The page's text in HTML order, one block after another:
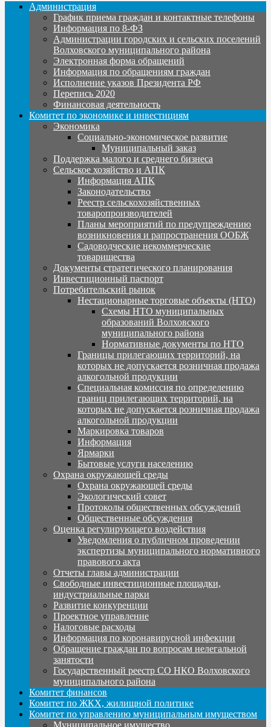
Администрация
График приема граждан и контактные телефоны
Информация по 8-ФЗ
Администрации городских и сельских поселений
Волховского муниципального района
Электронная форма обращений
Информация по обращениям граждан
Исполнение указов Президента РФ
Перепись 2020
Финансовая деятельность
Комитет по экономике и инвестициям
Экономика
Социально-экономическое развитие
Муниципальный заказ
Поддержка малого и среднего бизнеса
Сельское хозяйство и АПК
Информация АПК
Законодательство
Реестр сельскохозяйственных
товаропроизводителей
Планы мероприятий по предупреждению
возникновения и рапространения ООБЖ
Садоводческие некоммерческие
товарищества
Документы стратегического планирования
Инвестиционный паспорт
Потребительский рынок
Нестационарные торговые объекты (НТО)
Схемы НТО муниципальных
образований Волховского
муниципального района
Нормативные документы по НТО
Границы прилегающих территорий, на
которых не допускается розничная продажа
алкогольной продукции
Специальная комиссия по определению
границ прилегающих территорий, на
которых не допускается розничная продажа
алкогольной продукции
Маркировка товаров
Информация
Ярмарки
Бытовые услуги населению
Охрана окружающей среды
Охрана окружающей среды
Экологический совет
Протоколы общественных обсуждений
Общественные обсуждения
Оценка регулирующего воздействия
Уведомления о публичном проведении
экспертизы муниципального нормативного
правового акта
Отчеты главы администрации
Свободные инвестиционные площадки,
индустриальные парки
Развитие конкуренции
Проектное управление
Налоговые расходы
Информация по коронавирусной инфекции
Обращение граждан по вопросам нелегальной
занятости
Государственный реестр СО НКО Волховского
муниципального района
Комитет финансов
Комитет по ЖКХ, жилищной политике
Комитет по управлению муниципальным имуществом
Муниципальное имущество